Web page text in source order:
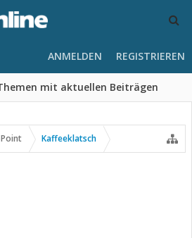
mit aktuellen Beiträgen
ANMELDEN REGISTRIEREN
Kaffeeklatsch